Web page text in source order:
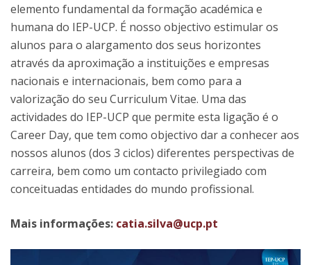
elemento fundamental da formação académica e
humana do IEP-UCP. É nosso objectivo estimular os
alunos para o alargamento dos seus horizontes
através da aproximação a instituições e empresas
nacionais e internacionais, bem como para a
valorização do seu Curriculum Vitae. Uma das
actividades do IEP-UCP que permite esta ligação é o
Career Day, que tem como objectivo dar a conhecer aos
nossos alunos (dos 3 ciclos) diferentes perspectivas de
carreira, bem como um contacto privilegiado com
conceituadas entidades do mundo profissional.
Mais informações: catia.silva@ucp.pt